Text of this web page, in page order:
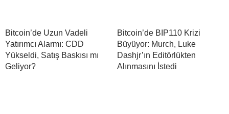
Bitcoin’de Uzun Vadeli
Yatırımcı Alarmı: CDD
Yükseldi, Satış Baskısı mı
Geliyor?
Bitcoin’de BIP110 Krizi
Büyüyor: Murch, Luke
Dashjr’ın Editörlükten
Alınmasını İstedi